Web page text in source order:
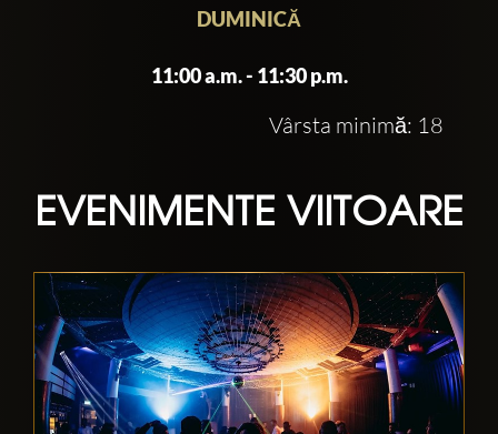
DUMINICĂ
11:00 a.m. - 11:30 p.m.
Vârsta minimă: 18
EVENIMENTE VIITOARE